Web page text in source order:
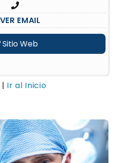
VER EMAIL
Sitio Web
| Ir al Inicio